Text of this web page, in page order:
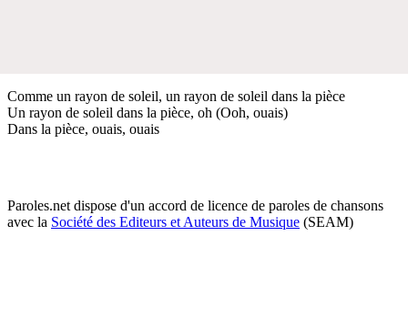
Comme un rayon de soleil, un rayon de soleil dans la pièce
Un rayon de soleil dans la pièce, oh (Ooh, ouais)
Dans la pièce, ouais, ouais
Paroles.net dispose d'un accord de licence de paroles de chansons
avec la Société des Editeurs et Auteurs de Musique (SEAM)